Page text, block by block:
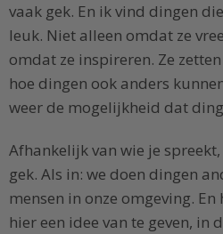
vaak gek. En ik vind dingen
leuk. Niet alleen omdat ze
omdat ze inspireren. Ze
hoe dingen ook anders
weer de mogelijkheid dat
Afhankelijk van wie je
gek. Als in: we doen dingen
mensen in onze omgeving.
hier een idee van te geven, in